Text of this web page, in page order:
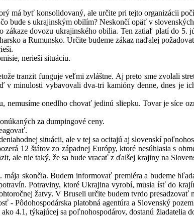
má byť konsolidovaný, ale určite pri tejto organizácii
bude s ukrajinským obilím? Neskončí opäť v
dovozu ukrajinského obilia. Ten zatiaľ platí do
a Rumunsko. Určite budeme zákaz naďalej
nerieši situáciu.
tranzit funguje veľmi zvláštne. Aj preto sme zvolali
minulosti vybavovali dva-tri kamióny denne, dnes je
onedlho chovať jedinú sliepku. Tovar je síce
za dumpingové ceny.
situácii, ale v tej sa ocitajú aj slovenskí
12 štátov zo západnej Európy, ktoré nesúhlasia s
ale nie taký, že sa bude vracať z ďalšej krajiny na
skončia. Budem informovať premiéra a budeme
Potraviny, ktoré Ukrajina vyrobí, musia ísť do
žatvy. V Bruseli určite budem tvrdo presadzovať
- Pôdohospodárska platobná agentúra a Slovenský
4.1, týkajúcej sa poľnohospodárov, dostanú žiadatelia